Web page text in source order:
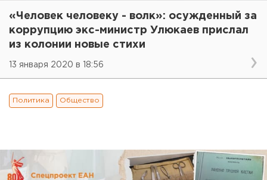
«Человек человеку - волк»: осужденный за
коррупцию экс-министр Улюкаев прислал
из колонии новые стихи
13 января 2020 в 18:56
Политика Общество